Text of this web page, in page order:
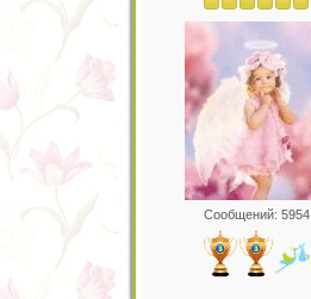
Сообщений: 5954